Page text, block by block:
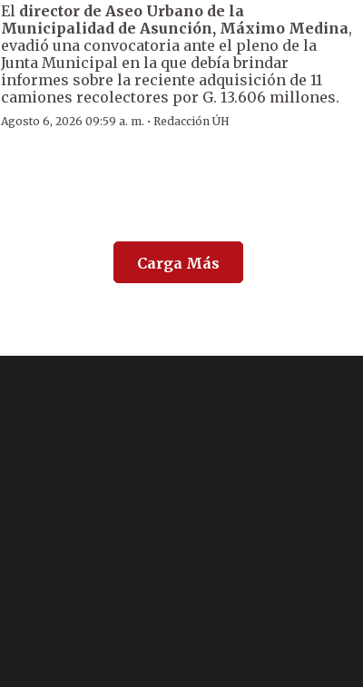
El director de Aseo Urbano de la
Municipalidad de Asunción, Máximo Medina,
evadió una convocatoria ante el pleno de la
Junta Municipal en la que debía brindar
informes sobre la reciente adquisición de 11
camiones recolectores por G. 13.606 millones.
Agosto 6, 2026 09:59 a. m. ·Redacción ÚH
Carga Más